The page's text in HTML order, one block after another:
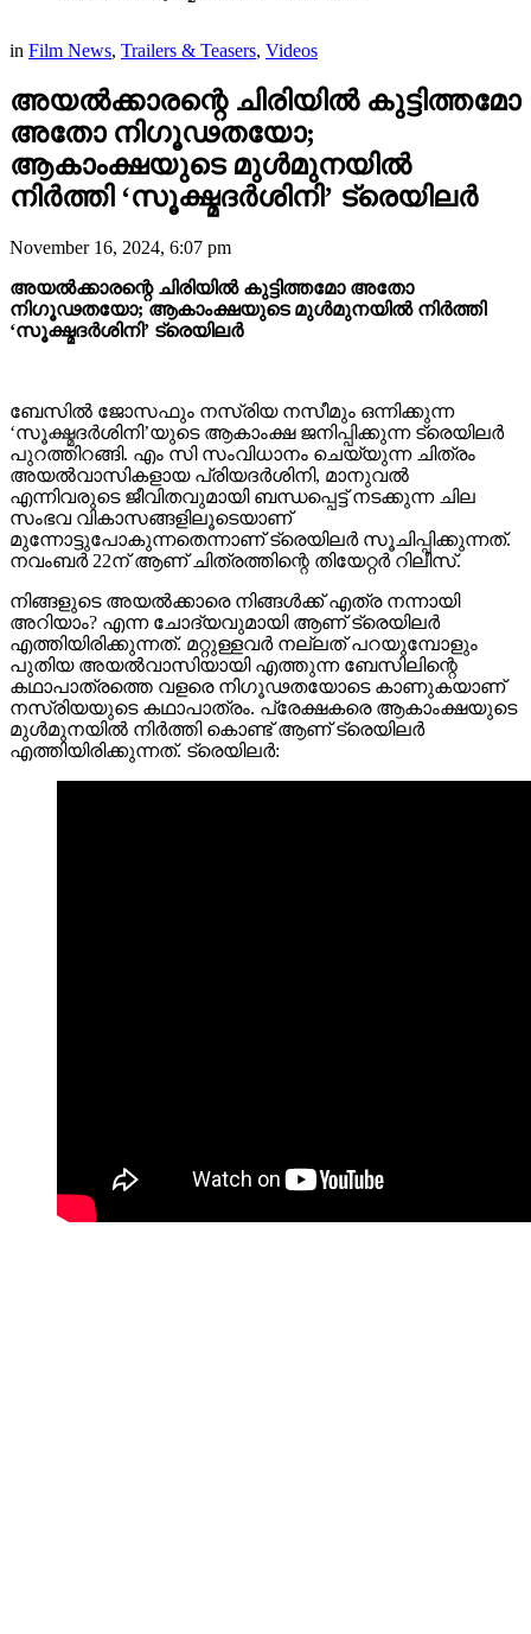
in Film News, Trailers & Teasers, Videos
അയൽക്കാരന്റെ ചിരിയിൽ കുട്ടിത്തമോ
അതോ നിഗൂഢതയോ;
ആകാംക്ഷയുടെ മുള്‍മുനയിൽ
നിർത്തി ‘സൂക്ഷ്മദർശിനി’ ട്രെയിലർ
November 16, 2024, 6:07 pm
അയൽക്കാരന്റെ ചിരിയിൽ കുട്ടിത്തമോ അതോ
നിഗൂഢതയോ; ആകാംക്ഷയുടെ മുള്‍മുനയിൽ നിർത്തി
‘സൂക്ഷ്മദർശിനി’ ട്രെയിലർ
ബേസിൽ ജോസഫും നസ്രിയ നസീമും ഒന്നിക്കുന്ന
‘സൂക്ഷ്മദര്‍ശിനി’യുടെ ആകാംക്ഷ ജനിപ്പിക്കുന്ന ട്രെയിലർ
പുറത്തിറങ്ങി. എം സി സംവിധാനം ചെയ്യുന്ന ചിത്രം
അയൽവാസികളായ പ്രിയദര്‍ശിനി, മാനുവൽ
എന്നിവരുടെ ജീവിതവുമായി ബന്ധപ്പെട്ട് നടക്കുന്ന ചില
സംഭവ വികാസങ്ങളിലൂടെയാണ്
മുന്നോട്ടുപോകുന്നതെന്നാണ് ട്രെയിലർ സൂചിപ്പിക്കുന്നത്.
നവംബർ 22ന് ആണ് ചിത്രത്തിന്റെ തിയേറ്റർ റിലീസ്.
നിങ്ങളുടെ അയൽക്കാരെ നിങ്ങൾക്ക് എത്ര നന്നായി
അറിയാം? എന്ന ചോദ്യവുമായി ആണ് ട്രെയിലർ
എത്തിയിരിക്കുന്നത്. മറ്റുള്ളവർ നല്ലത് പറയുമ്പോളും
പുതിയ അയൽവാസിയായി എത്തുന്ന ബേസിലിന്റെ
കഥാപാത്രത്തെ വളരെ നിഗൂഢതയോടെ കാണുകയാണ്
നസ്രിയയുടെ കഥാപാത്രം. പ്രേക്ഷകരെ ആകാംക്ഷയുടെ
മുള്‍മുനയിൽ നിർത്തി കൊണ്ട് ആണ് ട്രെയിലർ
എത്തിയിരിക്കുന്നത്. ട്രെയിലർ: